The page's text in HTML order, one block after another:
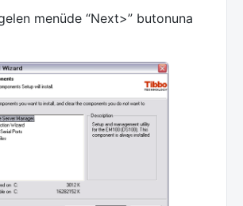
menüde “Next>” butonuna